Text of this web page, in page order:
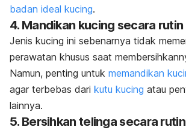
badan ideal kucing.
4. Mandikan kucing secara rutin
Jenis kucing ini sebenarnya tidak
perawatan khusus saat
Namun, penting untuk memandikan
agar terbebas dari kutu kucing atau
lainnya.
5. Bersihkan telinga secara rutin